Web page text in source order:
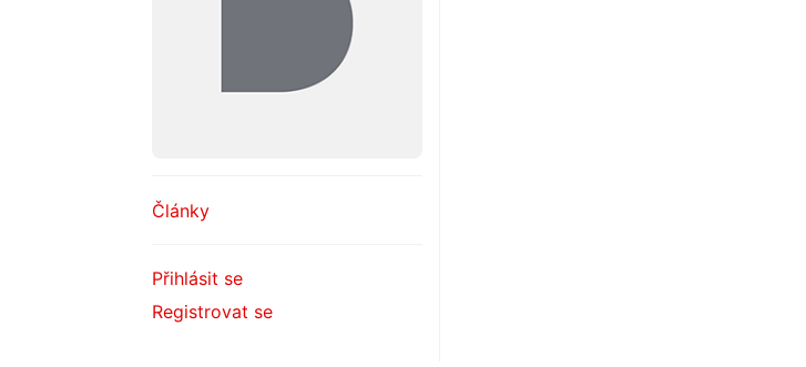
Články
Přihlásit se
Registrovat se